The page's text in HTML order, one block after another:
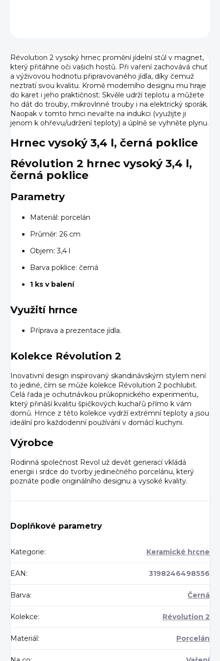
Révolution 2 vysoký hrnec promění jídelní stůl v magnet,
který přitáhne oči vašich hostů. Při vaření zachovává chuť
a výživovou hodnotu připravovaného jídla, díky čemuž
neztratí svou kvalitu. Kromě moderního designu mu hraje
do karet i jeho praktičnost: Skvěle udrží teplotu a můžete
ho dát do trouby, mikrovlnné trouby i na elektrický sporák.
Naopak v tomto hrnci nevařte na indukci (využijte ji
jenom k ohřevu/udržení teploty) a úplně se vyhněte plynu.
Hrnec vysoký 3,4 l, černá poklice
Révolution 2 hrnec vysoký 3,4 l,
černá poklice
Parametry
Materiál: porcelán
Průměr: 26 cm
Objem: 3,4 l
Barva poklice: černá
1 ks v balení
Využití hrnce
Příprava a prezentace jídla.
Kolekce Révolution 2
Inovativní design inspirovaný skandinávským stylem není
to jediné, čím se může kolekce Révolution 2 pochlubit.
Celá řada je ochutnávkou průkopnického experimentu,
který přináší kvalitu špičkových kuchařů přímo k vám
domů. Hrnce z této kolekce vydrží extrémní teploty a jsou
ideální pro každodenní používání v domácí kuchyni.
Výrobce
Rodinná společnost Revol už devět generací vkládá
energii i srdce do tvorby jedinečného porcelánu, který
poznáte podle originálního designu a vysoké kvality.
Doplňkové parametry
Kategorie: Keramické hrcne
EAN: 3198246498556
Barva: Černá
Kolekce: Révolution 2
Materiál: Porcelán